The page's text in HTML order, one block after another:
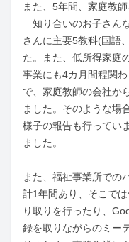
また、5年間、家庭教師
知り合いのお子さん
さんに主要5教科(国語
た。また、低所得家庭
事業にも4カ月間程関
で、家庭教師の会社か
ました。そのような場
様子の報告も行ってい
ました。
また、福祉事業所での
計1年間あり、そこで
り取りを行ったり、
録を取りながらのミー